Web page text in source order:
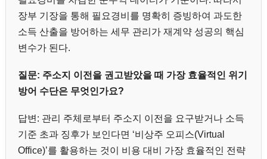
장부 기장을 통해 필요경비를 명확히 증빙하여 과도한
소득 산출을 방어하는 세무 관리가 재계약 성공의 핵심
변수가 된다.
질문: 주소지 이전을 권고받았을 때 가장 효율적인 위기
방어 수단은 무엇인가요?
답변: 관리 주체로부터 주소지 이전을 요구받거나 소득
기준 초과 징후가 보인다면 ‘비상주 오피스(Virtual
Office)’를 활용하는 것이 비용 대비 가장 효율적인 전략